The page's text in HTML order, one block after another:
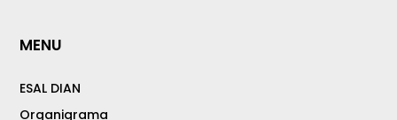
MENU
ESAL DIAN
Organigrama